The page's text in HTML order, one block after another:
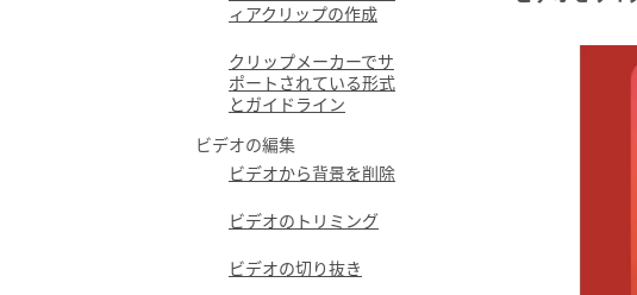
ィアクリップの作成
クリップメーカーでサ
ポートされている形式
とガイドライン
ビデオの編集
ビデオから背景を削除
ビデオのトリミング
ビデオの切り抜き